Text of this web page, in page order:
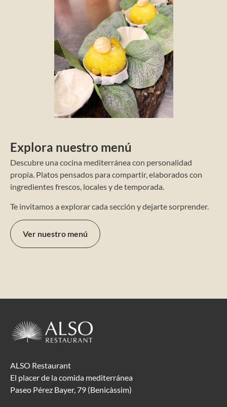
Explora nuestro menú
Descubre una cocina mediterránea con personalidad
propia. Platos pensados para compartir, elaborados con
ingredientes frescos, locales y de temporada.
Te invitamos a explorar cada sección y dejarte sorprender.
Ver nuestro menú
ALSO Restaurant
El placer de la comida mediterránea
Paseo Pérez Bayer, 79 (Benicàssim)